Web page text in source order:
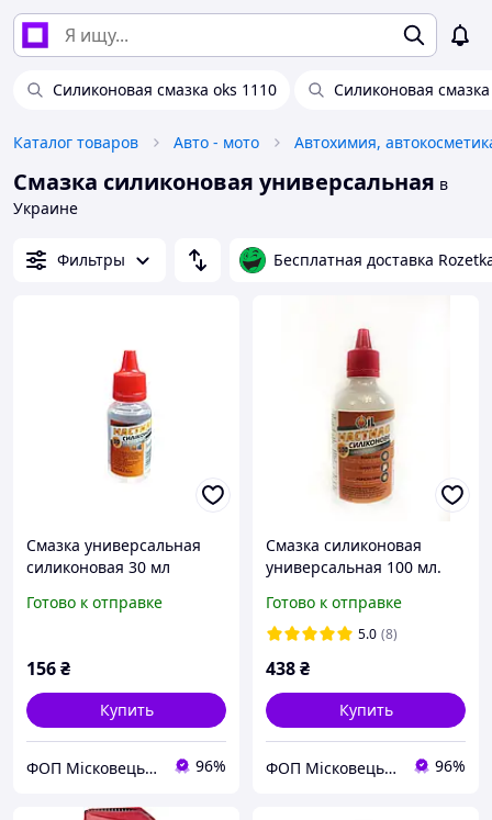
Силиконовая смазка oks 1110 Силиконовая
Каталог товаров Авто - мото
Смазка силиконовая универсальная в
Украине
Фильтры Бесплатная доставка
Смазка универсальная
силиконовая 30 мл
Готово к отправке
156₴
Купить
ФОП Місковець О.Г. 96%
Смазка силиконовая
универсальная 100 мл.
Готово к отправке
5.0 (8)
438₴
Купить
ФОП Місковець О.Г. 96%